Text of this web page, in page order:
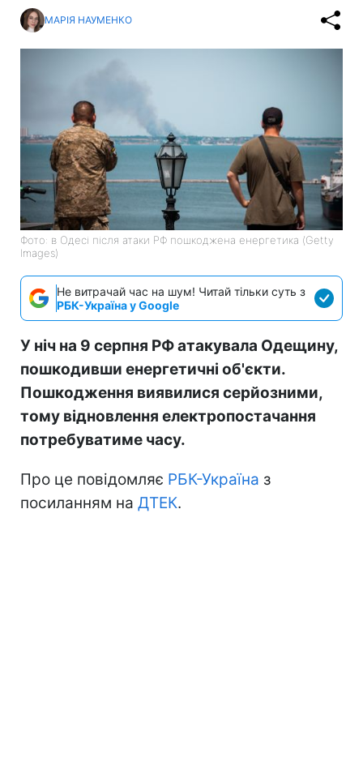
МАРІЯ НАУМЕНКО
Фото: в Одесі після атаки РФ пошкоджена енергетика (Getty
Images)
Не витрачай час на шум! Читай тільки суть з
РБК-Україна у Google
У ніч на 9 серпня РФ атакувала Одещину,
пошкодивши енергетичні об'єкти.
Пошкодження виявилися серйозними,
тому відновлення електропостачання
потребуватиме часу.
Про це повідомляє РБК-Україна з
посиланням на ДТЕК.